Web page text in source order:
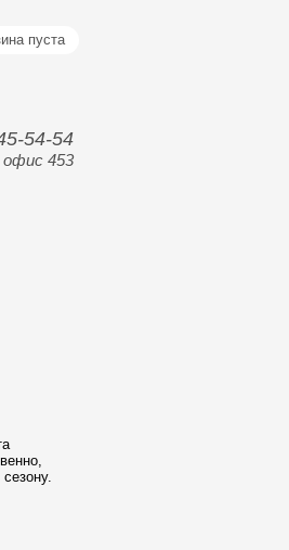
пуста
54-54
453